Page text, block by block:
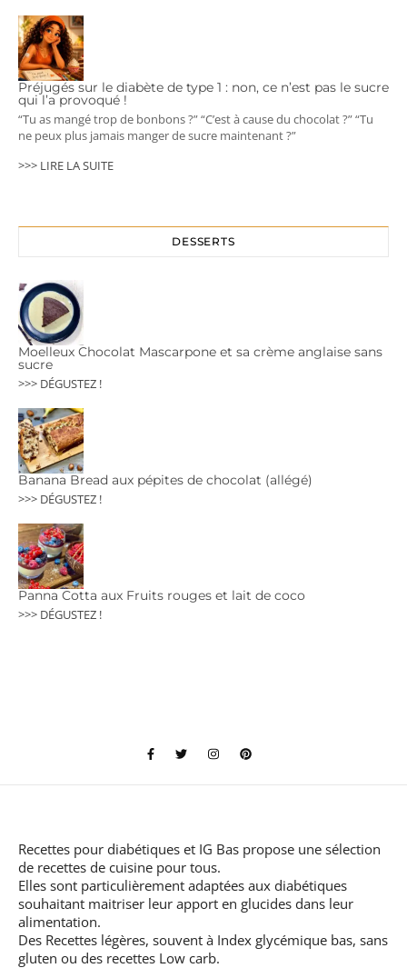
Préjugés sur le diabète de type 1 : non, ce n’est pas le sucre
qui l’a provoqué !
“Tu as mangé trop de bonbons ?” “C’est à cause du chocolat ?” “Tu
ne peux plus jamais manger de sucre maintenant ?”
>>> LIRE LA SUITE
DESSERTS
Moelleux Chocolat Mascarpone et sa crème anglaise sans
sucre
>>> DÉGUSTEZ !
Banana Bread aux pépites de chocolat (allégé)
>>> DÉGUSTEZ !
Panna Cotta aux Fruits rouges et lait de coco
>>> DÉGUSTEZ !
Recettes pour diabétiques et IG Bas propose une sélection
de recettes de cuisine pour tous.
Elles sont particulièrement adaptées aux diabétiques
souhaitant maitriser leur apport en glucides dans leur
alimentation.
Des Recettes légères, souvent à Index glycémique bas, sans
gluten ou des recettes Low carb.